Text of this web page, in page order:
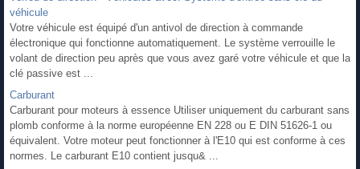
véhicule
Votre véhicule est équipé d'un antivol de direction à commande
électronique qui fonctionne automatiquement. Le système verrouille le
volant de direction peu après que vous avez garé votre véhicule et que la
clé passive est ...
Carburant
Carburant pour moteurs à essence Utiliser uniquement du carburant sans
plomb conforme à la norme européenne EN 228 ou E DIN 51626-1 ou
équivalent. Votre moteur peut fonctionner à l'E10 qui est conforme à ces
normes. Le carburant E10 contient jusqu& ...